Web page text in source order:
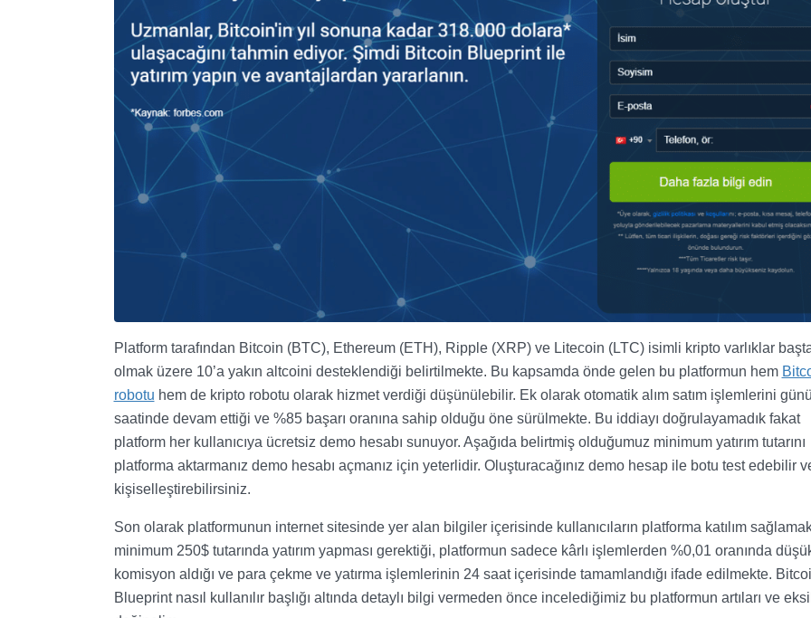
Platform tarafından Bitcoin (BTC), Ethereum (ETH), Ripple (XRP) ve Litecoin (LTC) isimli kripto varlıklar
olmak üzere 10’a yakın altcoini desteklendiği belirtilmekte. Bu kapsamda önde gelen bu platformun hem
robotu hem de kripto robotu olarak hizmet verdiği düşünülebilir. Ek olarak otomatik alım satım işlemlerini
saatinde devam ettiği ve %85 başarı oranına sahip olduğu öne sürülmekte. Bu iddiayı doğrulayamadık fakat
platform her kullanıcıya ücretsiz demo hesabı sunuyor. Aşağıda belirtmiş olduğumuz minimum yatırım tutarını
platforma aktarmanız demo hesabı açmanız için yeterlidir. Oluşturacağınız demo hesap ile botu test edebilir
kişiselleştirebilirsiniz.
Son olarak platformunun internet sitesinde yer alan bilgiler içerisinde kullanıcıların platforma katılım
minimum 250$ tutarında yatırım yapması gerektiği, platformun sadece kârlı işlemlerden %0,01 oranında
komisyon aldığı ve para çekme ve yatırma işlemlerinin 24 saat içerisinde tamamlandığı ifade edilmekte.
Blueprint nasıl kullanılır başlığı altında detaylı bilgi vermeden önce incelediğimiz bu platformun artıları ve